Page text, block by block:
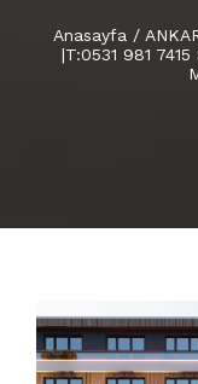
Anasayfa /
|T:0531 981